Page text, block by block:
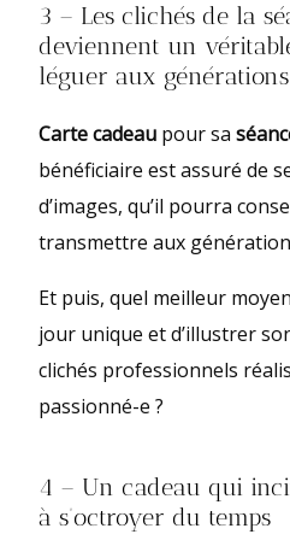
3 – Les clichés de la
deviennent un
léguer aux
Carte cadeau pour sa
bénéficiaire est assuré de
d’images, qu’il pourra
transmettre aux
Et puis, quel meilleur
jour unique et d’illustrer
clichés professionnels
passionné-e ?
4 – Un cadeau qui
à s’octroyer du temps